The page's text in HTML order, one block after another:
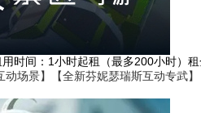
用时间 ：1小时起租（最多200小时）
动场景】【全新芬妮瑟瑞斯互动专武